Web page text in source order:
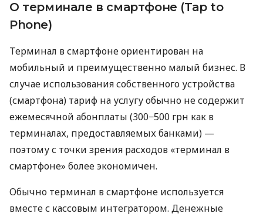
О терминале в смартфоне (Tap to
Phone)
Терминал в смартфоне ориентирован на
мобильный и преимущественно малый бизнес. В
случае использования собственного устройства
(смартфона) тариф на услугу обычно не содержит
ежемесячной абонплаты (300−500 грн как в
терминалах, предоставляемых банками) —
поэтому с точки зрения расходов «терминал в
смартфоне» более экономичен.
Обычно терминал в смартфоне используется
вместе с кассовым интегратором. Денежные